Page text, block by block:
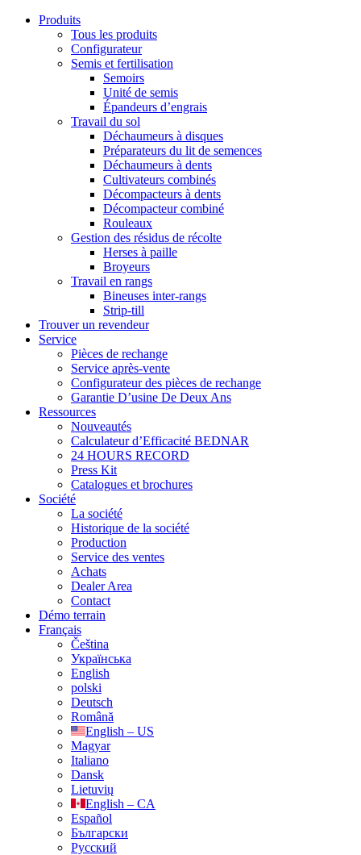
Produits
Tous les produits
Configurateur
Semis et fertilisation
Semoirs
Unité de semis
Épandeurs d’engrais
Travail du sol
Déchaumeurs à disques
Préparateurs du lit de semences
Déchaumeurs à dents
Cultivateurs combinés
Décompacteurs à dents
Décompacteur combiné
Rouleaux
Gestion des résidus de récolte
Herses à paille
Broyeurs
Travail en rangs
Bineuses inter-rangs
Strip-till
Trouver un revendeur
Service
Pièces de rechange
Service après-vente
Configurateur des pièces de rechange
Garantie D’usine De Deux Ans
Ressources
Nouveautés
Calculateur d’Efficacité BEDNAR
24 HOURS RECORD
Press Kit
Catalogues et brochures
Société
La société
Historique de la société
Production
Service des ventes
Achats
Dealer Area
Contact
Démo terrain
Français
Čeština
Українська
English
polski
Deutsch
Română
English – US
Magyar
Italiano
Dansk
Lietuvių
English – CA
Español
Български
Русский